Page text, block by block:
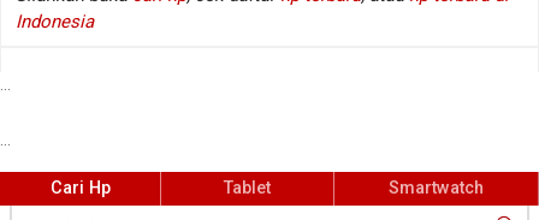
Kamera belakang:Triple lens
Kamera depan:Single lens
Indonesia
...
...
Cari Hp Tablet Smartwatch